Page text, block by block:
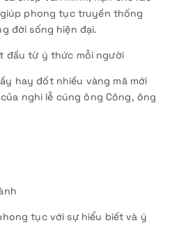
phong tục truyền thống
đời sống hiện đại.
đầu từ ý thức mỗi người
hay đốt nhiều vàng mã mới
nghi lễ cúng ông Công, ông
tục với sự hiểu biết và ý